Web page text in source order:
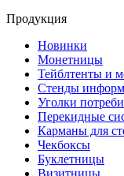
Продукция
Новинки
Монетницы
Тейблтенты и
Стенды
Уголки
Перекидные
Карманы для
Чекбоксы
Буклетницы